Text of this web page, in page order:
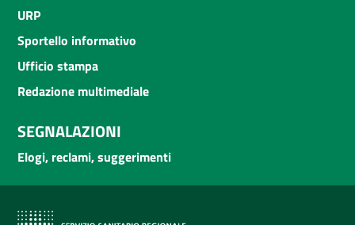
URP
Sportello informativo
Ufficio stampa
Redazione multimediale
SEGNALAZIONI
Elogi, reclami, suggerimenti